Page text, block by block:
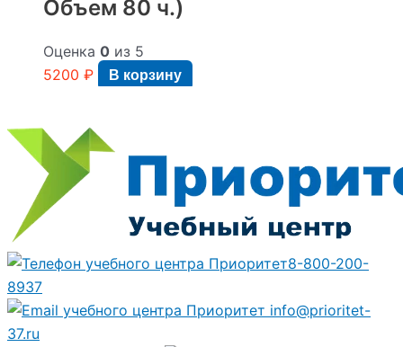
Объем 80 ч.)
Оценка 0 из 5
5200 ₽ В корзину
8-800-200-
8937
info@prioritet-
37.ru